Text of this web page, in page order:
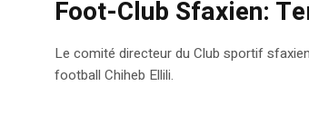
Foot-Club Sfaxien:
Le comité directeur du Club sportif sfaxien
football Chiheb Ellili.